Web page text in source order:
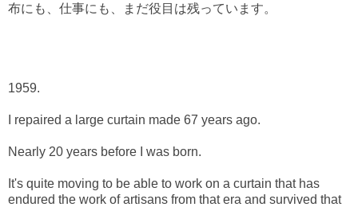
布にも、仕事にも、まだ役目は残っています。⁡⁡
⁡1959. ⁡
I repaired a large curtain made 67 years ago.
Nearly 20 years before I was born.
It's quite moving to be able to work on a curtain that has
endured the work of artisans from that era and survived that